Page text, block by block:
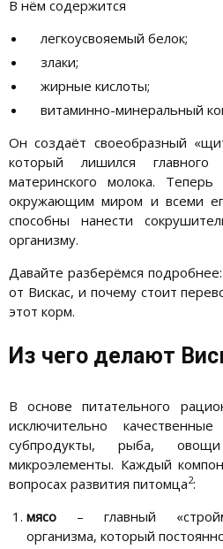
В нём содержится
легкоусвояемый белок;
злаки;
жирные кислоты;
витаминно-минеральный
Он создаёт своеобразный
который лишился
материнского молока.
окружающим миром и всеми
способны нанести
организму.
Давайте разберёмся
от Вискас, и почему стоит
этот корм.
Из чего делают
В основе питательного
исключительно
субпродукты, рыба,
микроэлементы. Каждый
вопросах развития питомца2:
мясо – главный
организма, который